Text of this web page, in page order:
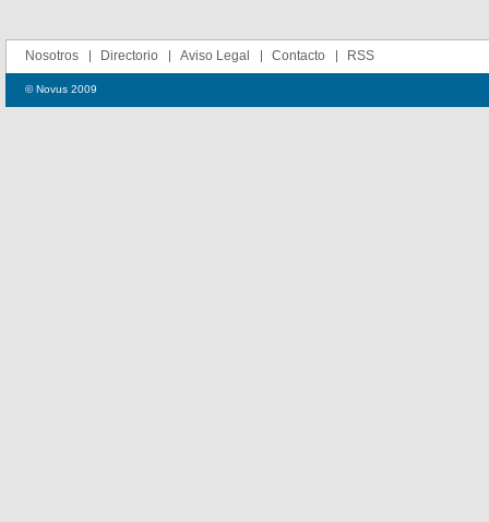
Nosotros Directorio Aviso Legal Contacto RSS
© Novus 2009